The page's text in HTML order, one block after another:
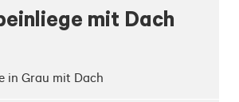
mit Dach
in Grau mit Dach